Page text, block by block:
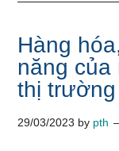
Hàng
năng của
thị
29/03/2023 by pth